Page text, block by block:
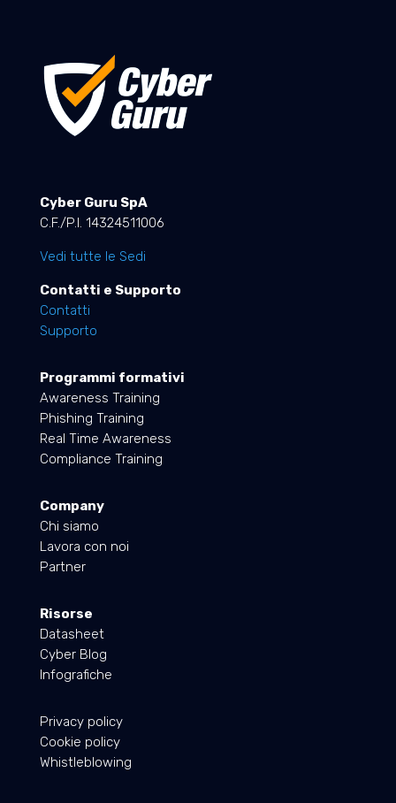
Cyber Guru SpA
C.F./P.I. 14324511006
Vedi tutte le Sedi
Contatti e Supporto
Contatti
Supporto
Programmi formativi
Awareness Training
Phishing Training
Real Time Awareness
Compliance Training
Company
Chi siamo
Lavora con noi
Partner
Risorse
Datasheet
Cyber Blog
Infografiche
Privacy policy
Cookie policy
Whistleblowing